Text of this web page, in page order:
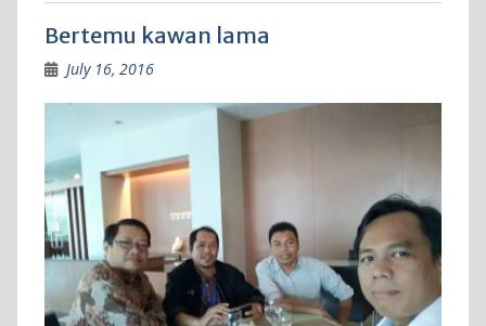
Bertemu kawan lama
July 16, 2016